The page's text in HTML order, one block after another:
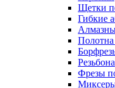
Щетки
Гибкие
Полотна
Фрезы